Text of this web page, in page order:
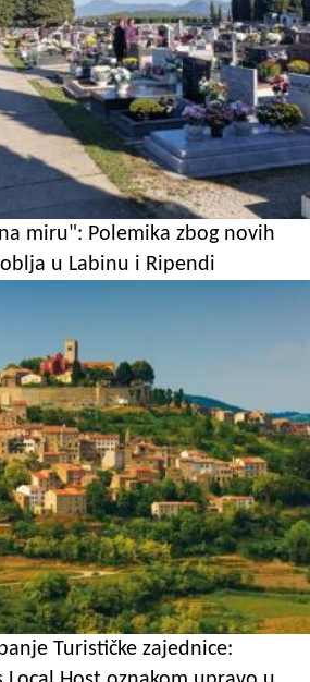
miru": Polemika zbog novih
u Labinu i Ripendi
Turističke zajednice: